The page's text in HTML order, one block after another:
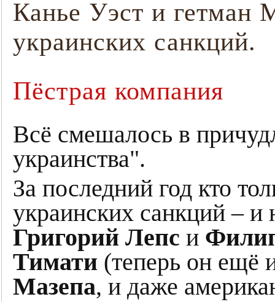
Канье Уэст и гетман
украинских санкций.
Пёстрая компания
Всё смешалось в
украинства".
За последний год кто
украинских санкций –
Григорий Лепс и
Тимати (теперь он ещё
Мазепа, и даже